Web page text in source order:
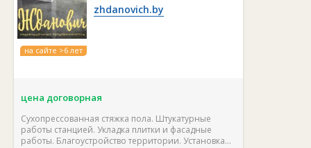
на сайте >6 лет
zhdanovich.by
цена договорная
Сухопрессованная стяжка пола. Штукатурные
работы станцией. Укладка плитки и фасадные
работы. Благоустройство территории. Установка...